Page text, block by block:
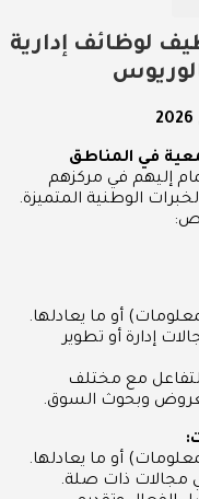
لوظائف إدارية
في المناطق
إليهم في مركزهم
الوطنية المتميزة.
أو ما يعادلها.
سنوات في مجالات إدارة أو تطوير
مع مختلف
وبحوث السوق.
أو ما يعادلها.